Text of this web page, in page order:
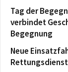
Tag der
verbindet
Begegnung
Neue
Rettungsdienst